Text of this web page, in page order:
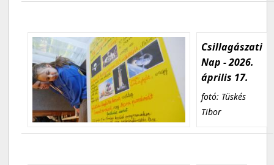
Csillagászati
Nap - 2026.
április 17.
fotó: Tüskés
Tibor